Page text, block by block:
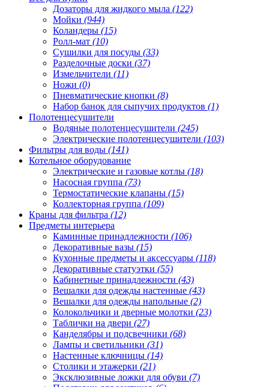
Дозаторы для жидкого мыла (122)
Мойки (944)
Коландеры (15)
Ролл-мат (10)
Сушилки для посуды (33)
Разделочные доски (37)
Измельчители (11)
Ножи (0)
Пневматические кнопки (8)
Набор банок для сыпучих продуктов (1)
Полотенцесушители
Водяные полотенцесушители (245)
Электрические полотенцесушители (103)
Фильтры для воды (141)
Котельное оборудование
Электрические и газовые котлы (18)
Насосная группа (73)
Термостатические клапаны (15)
Коллекторная группа (109)
Краны для фильтра (12)
Предметы интерьера
Каминные принадлежности (106)
Декоративные вазы (15)
Кухонные предметы и аксессуары (118)
Декоративные статуэтки (55)
Кабинетные принадлежности (43)
Вешалки для одежды настенные (43)
Вешалки для одежды напольные (2)
Колокольчики и дверные молотки (23)
Таблички на двери (27)
Канделябры и подсвечники (68)
Лампы и светильники (31)
Настенные ключницы (14)
Столики и этажерки (21)
Эксклюзивные ложки для обуви (7)